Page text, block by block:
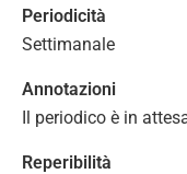
Periodicità
Settimanale
Annotazioni
Il periodico è in
Reperibilità